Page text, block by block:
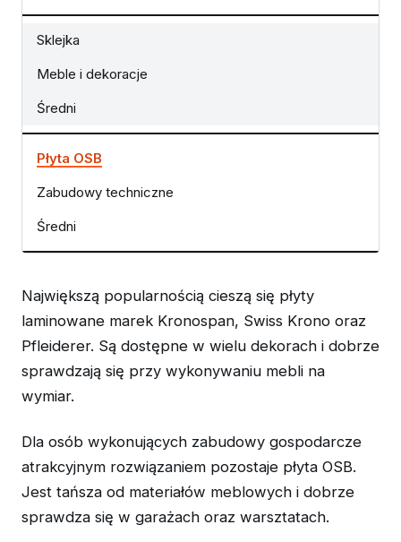
Sklejka
Meble i dekoracje
Średni
Płyta OSB
Zabudowy techniczne
Średni
Największą popularnością cieszą się płyty
laminowane marek Kronospan, Swiss Krono oraz
Pfleiderer. Są dostępne w wielu dekorach i dobrze
sprawdzają się przy wykonywaniu mebli na
wymiar.
Dla osób wykonujących zabudowy gospodarcze
atrakcyjnym rozwiązaniem pozostaje płyta OSB.
Jest tańsza od materiałów meblowych i dobrze
sprawdza się w garażach oraz warsztatach.